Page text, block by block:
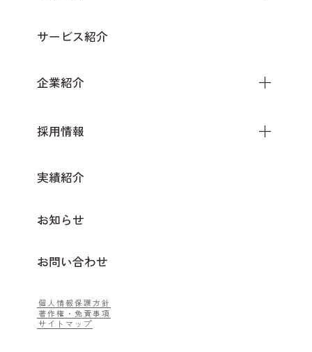
サービス紹介
企業紹介
採用情報
実績紹介
お知らせ
お問い合わせ
個人情報保護方針
著作権・免責事項
サイトマップ